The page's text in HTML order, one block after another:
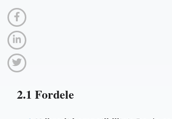
2.1 Fordele